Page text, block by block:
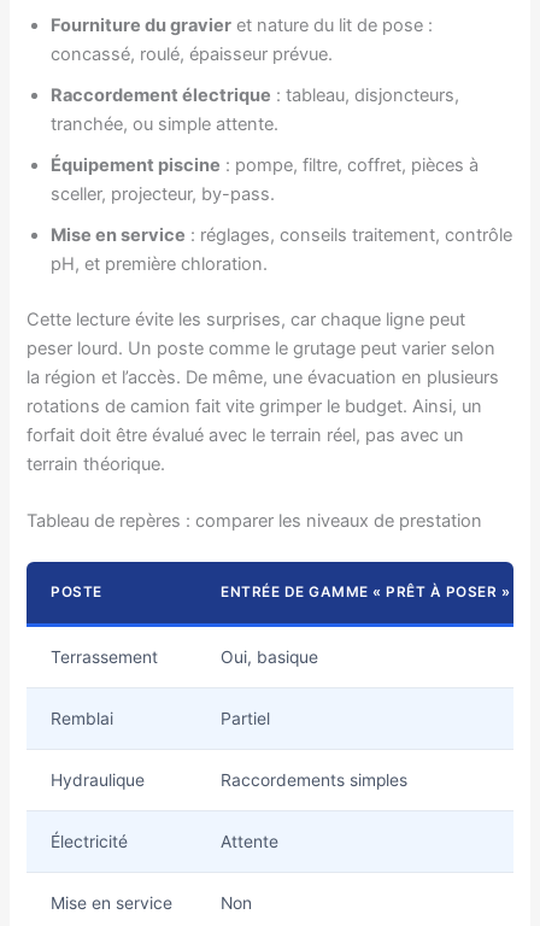
Fourniture du gravier et nature du lit de pose :
concassé, roulé, épaisseur prévue.
Raccordement électrique : tableau, disjoncteurs,
tranchée, ou simple attente.
Équipement piscine : pompe, filtre, coffret, pièces à
sceller, projecteur, by-pass.
Mise en service : réglages, conseils traitement, contrôle
pH, et première chloration.
Cette lecture évite les surprises, car chaque ligne peut
peser lourd. Un poste comme le grutage peut varier selon
la région et l’accès. De même, une évacuation en plusieurs
rotations de camion fait vite grimper le budget. Ainsi, un
forfait doit être évalué avec le terrain réel, pas avec un
terrain théorique.
Tableau de repères : comparer les niveaux de prestation
POSTE ENTRÉE DE GAMME « PRÊT À POSER »
Terrassement Oui, basique
Remblai Partiel
Hydraulique Raccordements simples
Électricité Attente
Mise en service Non